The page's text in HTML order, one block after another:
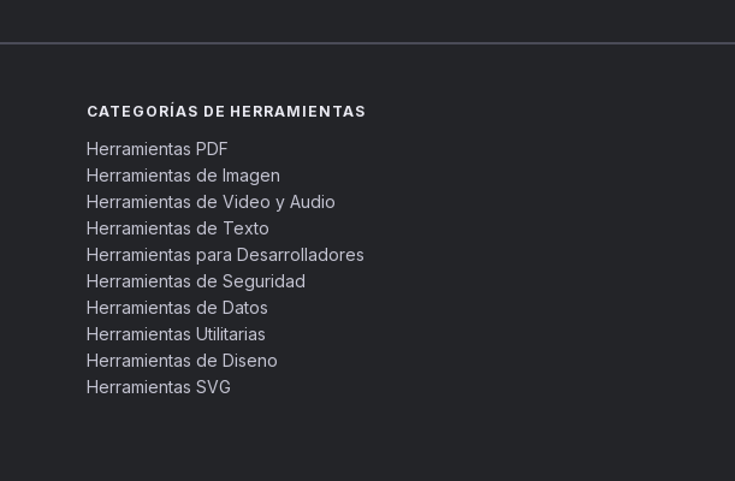
CATEGORÍAS DE HERRAMIENTAS
Herramientas PDF
Herramientas de Imagen
Herramientas de Video y Audio
Herramientas de Texto
Herramientas para Desarrolladores
Herramientas de Seguridad
Herramientas de Datos
Herramientas Utilitarias
Herramientas de Diseno
Herramientas SVG